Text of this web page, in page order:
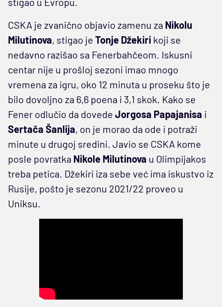
CSKA je zvanično objavio zamenu za Nikolu
Milutinova, stigao je Tonje Džekiri koji se
nedavno razišao sa Fenerbahčeom. Iskusni
centar nije u prošloj sezoni imao mnogo
vremena za igru, oko 12 minuta u proseku što je
bilo dovoljno za 6,6 poena i 3,1 skok. Kako se
Fener odlučio da dovede Jorgosa Papajanisa i
Sertača Šanlija, on je morao da ode i potraži
minute u drugoj sredini. Javio se CSKA kome
posle povratka Nikole Milutinova u Olimpijakos
treba petica. Džekiri iza sebe već ima iskustvo iz
Rusije, pošto je sezonu 2021/22 proveo u
Uniksu.